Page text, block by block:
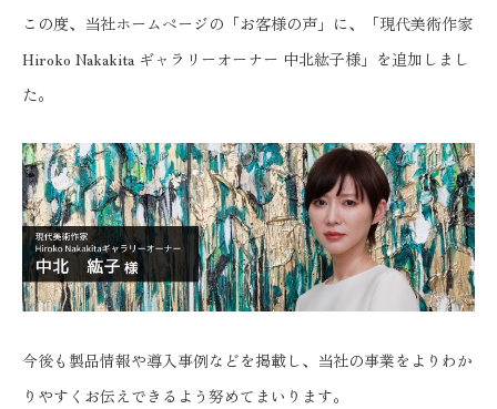
この度、当社ホームページの「お客様の声」に、「現代美術作家
Hiroko Nakakita ギャラリーオーナー 中北紘子様」を追加しまし
た。
今後も製品情報や導入事例などを掲載し、当社の事業をよりわか
りやすくお伝えできるよう努めてまいります。